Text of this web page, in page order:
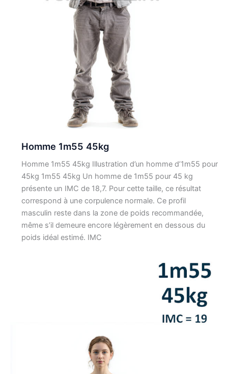
Homme 1m55 45kg
Homme 1m55 45kg Illustration d’un homme d’1m55 pour
45kg 1m55 45kg Un homme de 1m55 pour 45 kg
présente un IMC de 18,7. Pour cette taille, ce résultat
correspond à une corpulence normale. Ce profil
masculin reste dans la zone de poids recommandée,
même s’il demeure encore légèrement en dessous du
poids idéal estimé. IMC